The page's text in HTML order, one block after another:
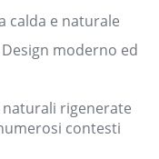
calda e naturale
moderno ed
rigenerate
contesti